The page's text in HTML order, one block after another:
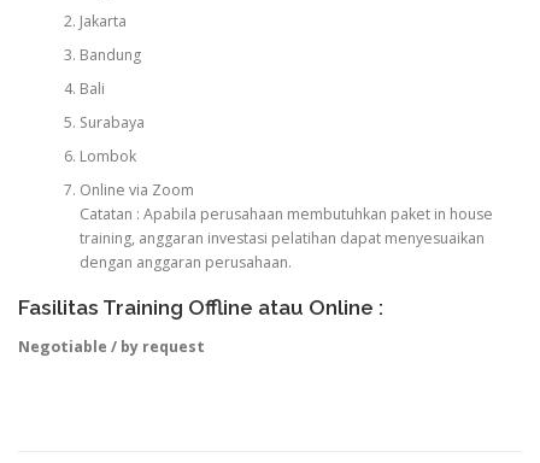
Jakarta
Bandung
Bali
Surabaya
Lombok
Online via Zoom
Catatan : Apabila perusahaan membutuhkan paket in house
training, anggaran investasi pelatihan dapat menyesuaikan
dengan anggaran perusahaan.
Fasilitas Training Offline atau Online :
Negotiable / by request